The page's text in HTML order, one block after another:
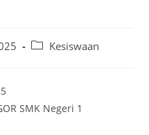
PostKesiswaan
SMK Negeri 1